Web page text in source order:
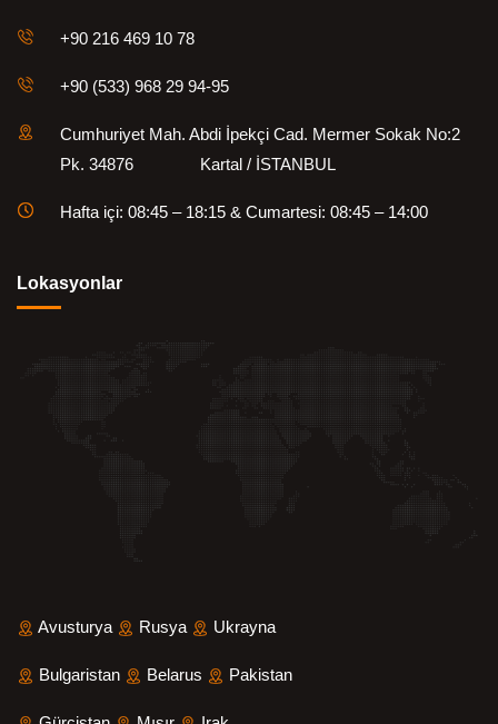
+90 216 469 10 78
+90 (533) 968 29 94-95
Cumhuriyet Mah. Abdi İpekçi Cad. Mermer Sokak No:2
Pk. 34876 Kartal / İSTANBUL
Hafta içi: 08:45 – 18:15 & Cumartesi: 08:45 – 14:00
Lokasyonlar
Avusturya Rusya Ukrayna
Bulgaristan Belarus Pakistan